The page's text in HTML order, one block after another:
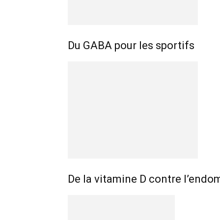
Du GABA pour les sportifs
De la vitamine D contre